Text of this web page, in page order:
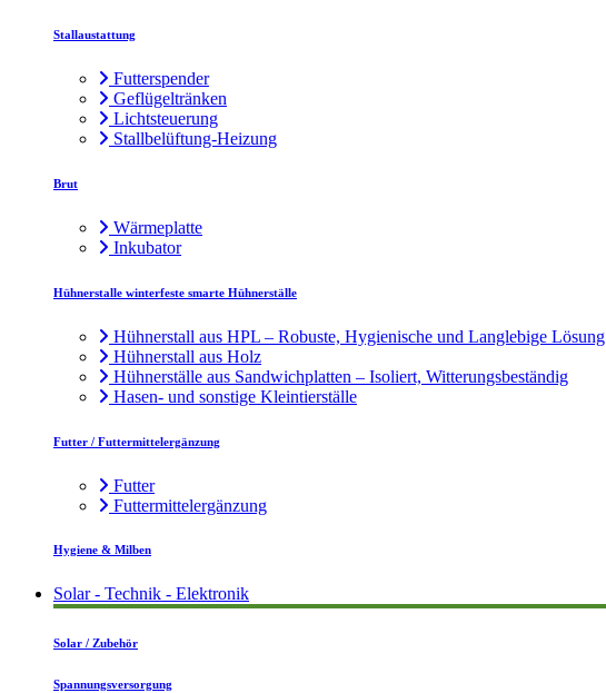
Stallaustattung
Futterspender
Geflügeltränken
Lichtsteuerung
Stallbelüftung-Heizung
Brut
Wärmeplatte
Inkubator
Hühnerstalle winterfeste smarte Hühnerställe
Hühnerstall aus HPL – Robuste, Hygienische und Langlebige Lösung
Hühnerstall aus Holz
Hühnerställe aus Sandwichplatten – Isoliert, Witterungsbeständig
Hasen- und sonstige Kleintierställe
Futter / Futtermittelergänzung
Futter
Futtermittelergänzung
Hygiene & Milben
Solar - Technik - Elektronik
Solar / Zubehör
Spannungsversorgung